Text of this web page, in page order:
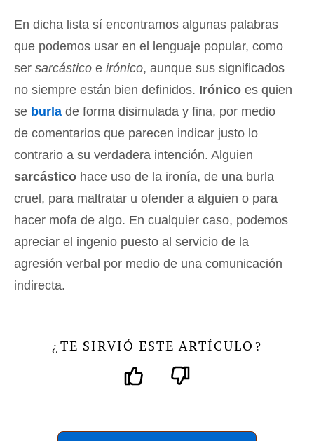
En dicha lista sí encontramos algunas palabras
que podemos usar en el lenguaje popular, como
ser sarcástico e irónico, aunque sus significados
no siempre están bien definidos. Irónico es quien
se burla de forma disimulada y fina, por medio
de comentarios que parecen indicar justo lo
contrario a su verdadera intención. Alguien
sarcástico hace uso de la ironía, de una burla
cruel, para maltratar u ofender a alguien o para
hacer mofa de algo. En cualquier caso, podemos
apreciar el ingenio puesto al servicio de la
agresión verbal por medio de una comunicación
indirecta.
¿ TE SIRVIÓ ESTE ARTÍCULO ?